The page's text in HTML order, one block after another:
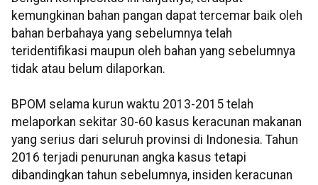
kemungkinan bahan pangan dapat tercemar baik oleh
bahan berbahaya yang sebelumnya telah
teridentifikasi maupun oleh bahan yang sebelumnya
tidak atau belum dilaporkan.
BPOM selama kurun waktu 2013-2015 telah
melaporkan sekitar 30-60 kasus keracunan makanan
yang serius dari seluruh provinsi di Indonesia. Tahun
2016 terjadi penurunan angka kasus tetapi
dibandingkan tahun sebelumnya, insiden keracunan